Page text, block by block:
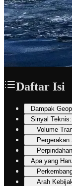
Daftar Isi
Dampak
Sinyal
Volume
Apa yang
Arah